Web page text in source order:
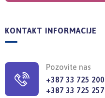
KONTAKT INFORMACIJE
Pozovite nas
+387 33 725 200
+387 33 725 257